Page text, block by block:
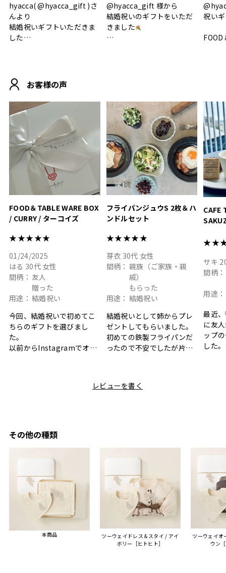
hyacca( @hyacca_gift )さ
んより
結婚祝いギフトいただきま
した
おうちカフェもお洒落にな
って嬉しい𖠚 ⡱
.
#hyacca #結婚祝い
@hyacca_gift 様から
結婚祝いのギフトをいただ
きました
素敵なギフトを
ありがとうございました
#hyacca #結婚祝い
#お祝い #プレゼント
祝い
FOOD
真っ
いい
#結婚
淡色
結婚
色イ
お客様の声
FOOD＆TABLE WARE BOX
/ CURRY / ターコイズ
★★★★★
01/24/2025
はる 30代 女性
間柄： 友人
贈った
用途： 結婚祝い
今回、結婚祝いで初めてこ
ちらのギフトを選びまし
た。
以前からInstagramでオシ
と大好きなカレーのセット
ちらも大変気に入ったと写
を選んでよかったし他の友
人にもお勧めしたいと感じ
ました。
また、こちら不注意でメー
ルアドレスを誤って入力し
困った際にも、迅速に回答
フライパンジュウS 2枚＆ハ
ンドルセット
★★★★★
芽衣 30代 女性
間柄： 親族（ご家族・親
戚）
もらった
用途： 結婚祝い
結婚祝いとして姉からプレ
ゼントしてもらいました。
初めての鉄製フライパンだ
ったので不安でしたが片手
利です。洗い物も減って一
CAFE
サキ
間柄：
用途：
最近
に友
ップ
した。
レビューを書く
その他の種類
本商品
ツーウェイドレス＆スタイ / アイ
ボリー［ヒトヒト］
ツーウェイオ
ウン